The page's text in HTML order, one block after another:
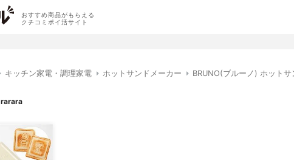
おすすめ商品がもらえる
クチコミポイ活サイト
キッチン家電・調理家電 ホットサンドメーカー BRUNO(ブルーノ) ホット
rarara